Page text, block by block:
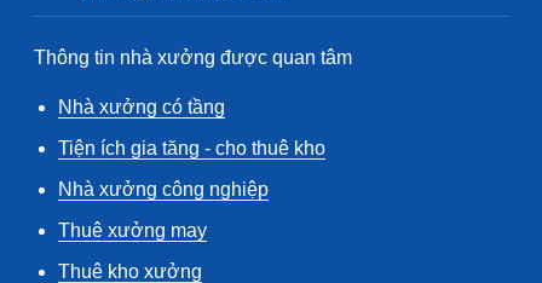
Thông tin nhà xưởng được quan tâm
Nhà xưởng có tầng
Tiện ích gia tăng - cho thuê kho
Nhà xưởng công nghiệp
Thuê xưởng may
Thuê kho xưởng